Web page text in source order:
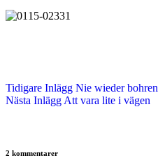
Tidigare Inlägg Nie wieder bohren
Nästa Inlägg Att vara lite i vägen
2 kommentarer